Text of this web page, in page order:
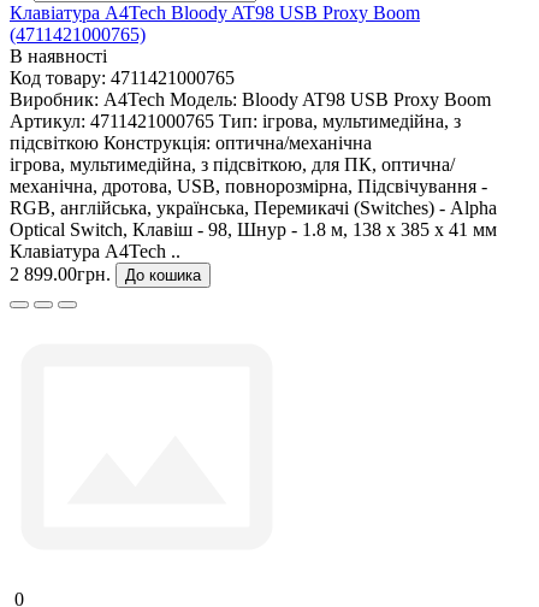
Клавіатура A4Tech Bloody AT98 USB Proxy Boom
(4711421000765)
В наявності
Код товару: 4711421000765
Виробник: A4Tech Модель: Bloody AT98 USB Proxy Boom
Артикул: 4711421000765 Тип: ігрова, мультимедійна, з
підсвіткою Конструкція: оптична/механічна
ігрова, мультимедійна, з підсвіткою, для ПК, оптична/
механічна, дротова, USB, повнорозмірна, Підсвічування -
RGB, англійська, українська, Перемикачі (Switches) - Alpha
Optical Switch, Клавіш - 98, Шнур - 1.8 м, 138 х 385 х 41 мм
Клавіатура A4Tech ..
2 899.00грн.
До кошика
0